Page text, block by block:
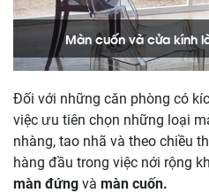
Đối với những căn phòng có
việc ưu tiên chọn những loại
nhàng, tao nhã và theo chiều
hàng đầu trong việc nới rộng
màn đứng và màn cuốn.
Màn cuốn và cửa kính